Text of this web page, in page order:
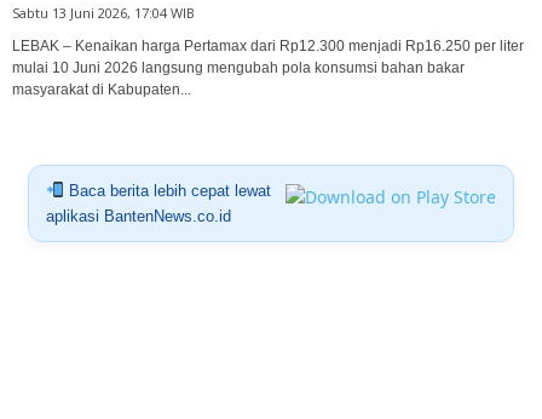
Sabtu 13 Juni 2026, 17:04 WIB
LEBAK – Kenaikan harga Pertamax dari Rp12.300 menjadi Rp16.250 per liter
mulai 10 Juni 2026 langsung mengubah pola konsumsi bahan bakar
masyarakat di Kabupaten...
Baca berita lebih cepat lewat
aplikasi BantenNews.co.id